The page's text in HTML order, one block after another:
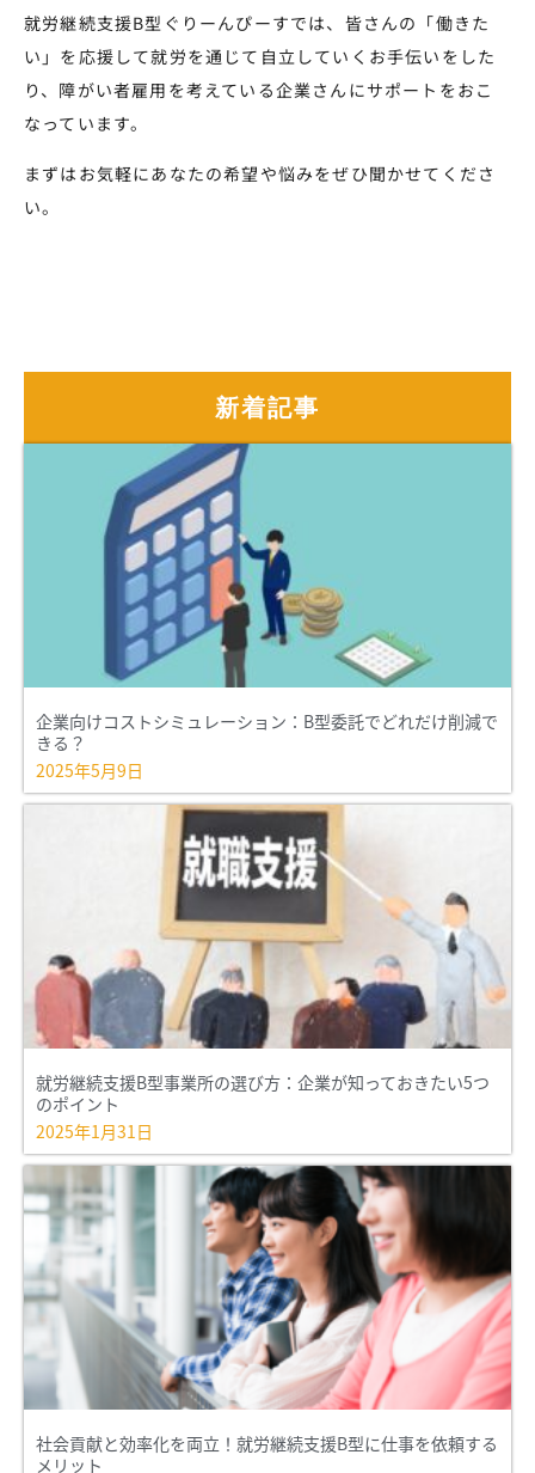
就労継続支援B型ぐりーんぴーすでは、皆さんの「働きた
い」を応援して就労を通じて自立していくお手伝いをした
り、障がい者雇用を考えている企業さんにサポートをおこ
なっています。
まずはお気軽にあなたの希望や悩みをぜひ聞かせてくださ
い。
新着記事
企業向けコストシミュレーション：B型委託でどれだけ削減で
きる？
2025年5月9日
就労継続支援B型事業所の選び方：企業が知っておきたい5つ
のポイント
2025年1月31日
社会貢献と効率化を両立！就労継続支援B型に仕事を依頼する
メリット